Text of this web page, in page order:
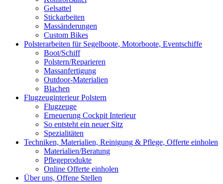
Gelsattel
Stickarbeiten
Massänderungen
Custom Bikes
Polsterarbeiten für Segelboote, Motorboote, Eventschiffe
Boot/Schiff
Polstern/Reparieren
Massanfertigung
Outdoor-Materialien
Blachen
Flugzeuginterieur Polstern
Flugzeuge
Erneuerung Cockpit Interieur
So entsteht ein neuer Sitz
Spezialitäten
Techniken, Materialien, Reinigung & Pflege, Offerte einholen
Materialien/Beratung
Pflegeprodukte
Online Offerte einholen
Über uns, Offene Stellen